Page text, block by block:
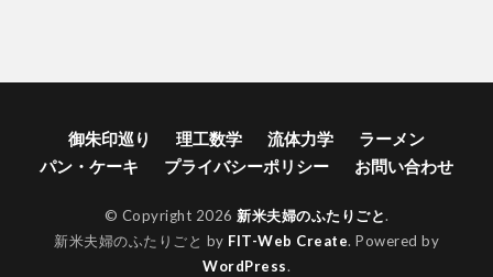
御朱印巡り 理工数学 流体力学
ラーメン
パン・ケーキ
プライバシーポリシー お問い合わせ
© Copyright 2026 新米夫婦のふたりごと.
新米夫婦のふたりごと by FIT-Web Create. Powered by
WordPress.